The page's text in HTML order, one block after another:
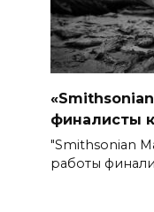
финалисты
"Smithsonian
работы